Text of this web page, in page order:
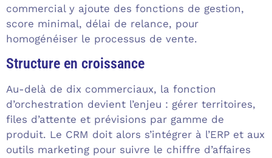
commercial y ajoute des fonctions de gestion,
score minimal, délai de relance, pour
homogénéiser le processus de vente.
Structure en croissance
Au-delà de dix commerciaux, la fonction
d’orchestration devient l’enjeu : gérer territoires,
files d’attente et prévisions par gamme de
produit. Le CRM doit alors s’intégrer à l’ERP et aux
outils marketing pour suivre le chiffre d’affaires